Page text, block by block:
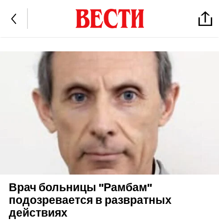
Врач больницы "Рамбам"
подозревается в развратных
действиях